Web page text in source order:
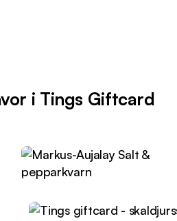
i Tings Giftcard